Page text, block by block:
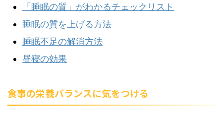
「睡眠の質」がわかるチェックリスト
睡眠の質を上げる方法
睡眠不足の解消方法
昼寝の効果
食事の栄養バランスに気をつける